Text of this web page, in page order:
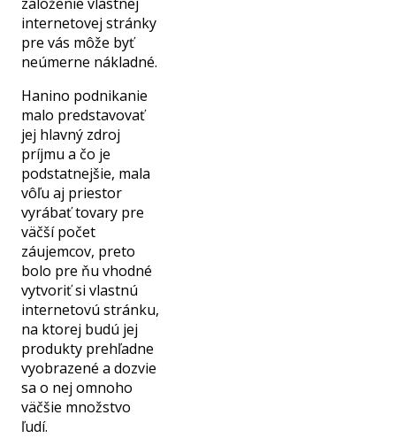
internetovej stránky
pre vás môže byť
neúmerne nákladné.
Hanino podnikanie
malo predstavovať
jej hlavný zdroj
príjmu a čo je
podstatnejšie, mala
vôľu aj priestor
vyrábať tovary pre
väčší počet
záujemcov, preto
bolo pre ňu vhodné
vytvoriť si vlastnú
internetovú stránku,
na ktorej budú jej
produkty prehľadne
vyobrazené a dozvie
sa o nej omnoho
väčšie množstvo
ľudí.